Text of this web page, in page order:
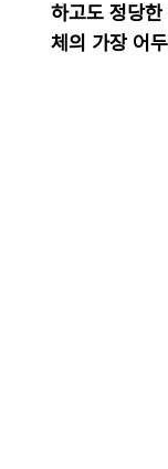
하고도 정당
체의 가장 어